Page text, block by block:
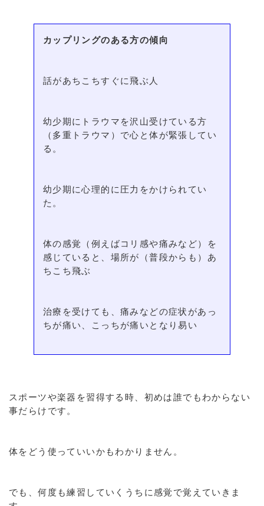
カップリングのある方の傾向
話があちこちすぐに飛ぶ人
幼少期にトラウマを沢山受けている方
（多重トラウマ）で心と体が緊張してい
る。
幼少期に心理的に圧力をかけられてい
た。
体の感覚（例えばコリ感や痛みなど）を
感じていると、場所が（普段からも）あ
ちこち飛ぶ
治療を受けても、痛みなどの症状があっ
ちが痛い、こっちが痛いとなり易い
スポーツや楽器を習得する時、初めは誰でもわからない
事だらけです。
体をどう使っていいかもわかりません。
でも、何度も練習していくうちに感覚で覚えていきま